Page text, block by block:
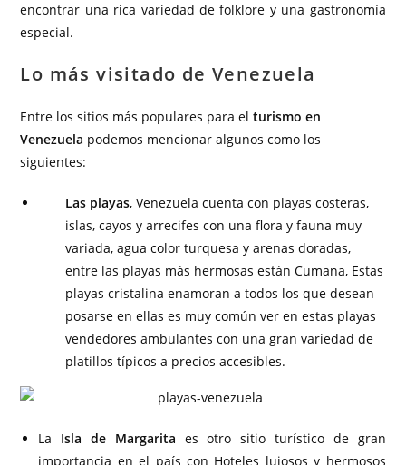
encontrar una rica variedad de folklore y una gastronomía
especial.
Lo más visitado de Venezuela
Entre los sitios más populares para elturismo en
Venezuela podemos mencionar algunos como los
siguientes:
Las playas, Venezuela cuenta con playas costeras,
islas, cayos y arrecifes con una flora y fauna muy
variada, agua color turquesa y arenas doradas,
entre las playas más hermosas están Cumana, Estas
playas cristalina enamoran a todos los que desean
posarse en ellas es muy común ver en estas playas
vendedores ambulantes con una gran variedad de
platillos típicos a precios accesibles.
La Isla de Margarita es otro sitio turístico de gran
importancia en el país con Hoteles lujosos y hermosos